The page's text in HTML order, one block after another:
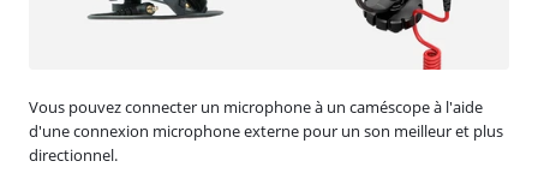
Vous pouvez connecter un microphone à un caméscope à l'aide
d'une connexion microphone externe pour un son meilleur et plus
directionnel.